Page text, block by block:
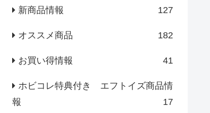
新商品情報 127
オススメ商品 182
お買い得情報 41
ホビコレ特典付き エフトイズ商品情
報
17